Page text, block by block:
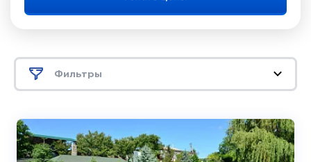
Фильтры